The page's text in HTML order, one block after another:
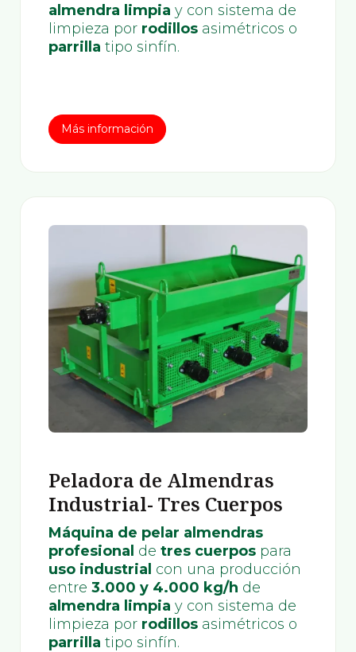
almendra limpia y con sistema de
limpieza por rodillos asimétricos o
parrilla tipo sinfín.
Más información
Peladora de Almendras
Industrial- Tres Cuerpos
Máquina de pelar almendras
profesional de tres cuerpos para
uso industrial con una producción
entre 3.000 y 4.000 kg/h de
almendra limpia y con sistema de
limpieza por rodillos asimétricos o
parrilla tipo sinfín.